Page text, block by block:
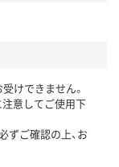
けできません。
意してご使用下
必ずご確認の上、お